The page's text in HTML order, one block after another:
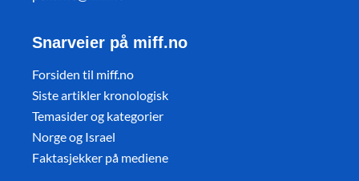
Snarveier på miff.no
Forsiden til miff.no
Siste artikler kronologisk
Temasider og kategorier
Norge og Israel
Faktasjekker på mediene